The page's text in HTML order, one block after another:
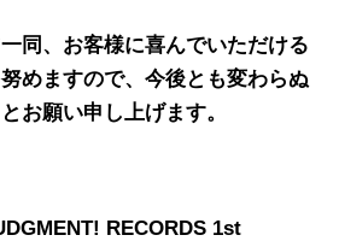
同、お客様に喜んでいただける
めますので、今後とも変わらぬ
お願い申し上げます。
RECORDS 1st